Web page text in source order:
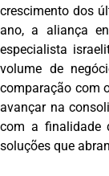
crescimento dos
ano, a aliança
especialista
volume de
comparação com
avançar na
com a finalidade
soluções que